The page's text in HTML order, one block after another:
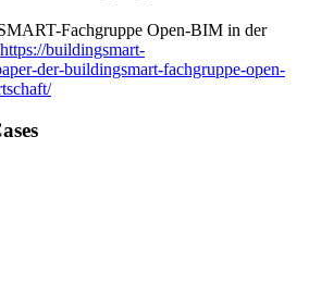
Fachgruppe Open-BIM in der
https://buildingsmart-
der-buildingsmart-fachgruppe-open-